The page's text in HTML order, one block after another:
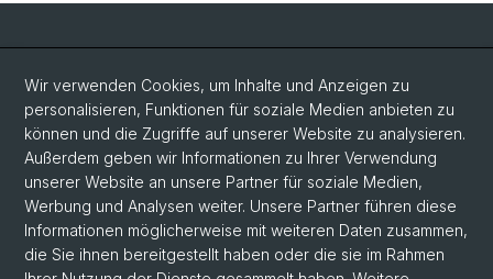
Social Media
LinkedIn
Bluesky
Vimeo
Wir verwenden Cookies, um Inhalte und Anzeigen zu
personalisieren, Funktionen für soziale Medien anbieten zu
können und die Zugriffe auf unserer Website zu analysieren.
Außerdem geben wir Informationen zu Ihrer Verwendung
unserer Website an unsere Partner für soziale Medien,
Werbung und Analysen weiter. Unsere Partner führen diese
Informationen möglicherweise mit weiteren Daten zusammen,
die Sie ihnen bereitgestellt haben oder die sie im Rahmen